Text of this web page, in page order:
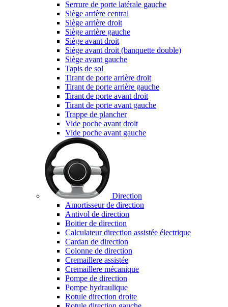
Serrure de porte latérale gauche
Siège arrière central
Siège arrière droit
Siège arrière gauche
Siège avant droit
Siège avant droit (banquette double)
Siège avant gauche
Tapis de sol
Tirant de porte arrière droit
Tirant de porte arrière gauche
Tirant de porte avant droit
Tirant de porte avant gauche
Trappe de plancher
Vide poche avant droit
Vide poche avant gauche
Direction
Amortisseur de direction
Antivol de direction
Boitier de direction
Calculateur direction assistée électrique
Cardan de direction
Colonne de direction
Cremaillere assistée
Cremaillere mécanique
Pompe de direction
Pompe hydraulique
Rotule direction droite